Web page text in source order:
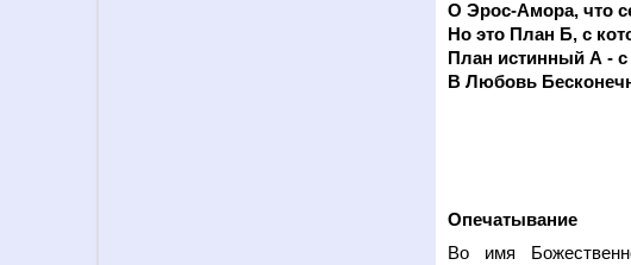
О Эрос-Амора, что
Но это План Б, с
План истинный А -
В Любовь
Опечатывание
Во имя